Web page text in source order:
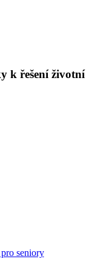
k řešení životní
seniory